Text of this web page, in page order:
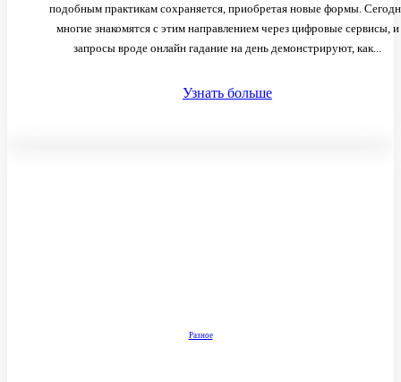
подобным практикам сохраняется, приобретая новые формы.
многие знакомятся с этим направлением через цифровые сервисы, и
запросы вроде онлайн гадание на день демонстрируют, как...
Узнать больше
Разное